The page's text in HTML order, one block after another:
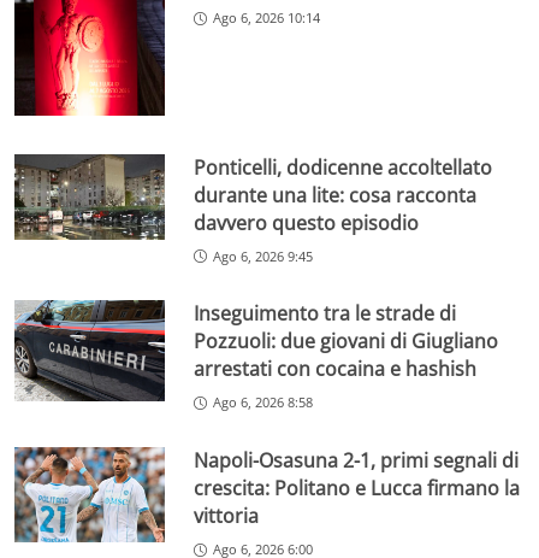
Ago 6, 2026 10:14
Ponticelli, dodicenne accoltellato
durante una lite: cosa racconta
davvero questo episodio
Ago 6, 2026 9:45
Inseguimento tra le strade di
Pozzuoli: due giovani di Giugliano
arrestati con cocaina e hashish
Ago 6, 2026 8:58
Napoli-Osasuna 2-1, primi segnali di
crescita: Politano e Lucca firmano la
vittoria
Ago 6, 2026 6:00